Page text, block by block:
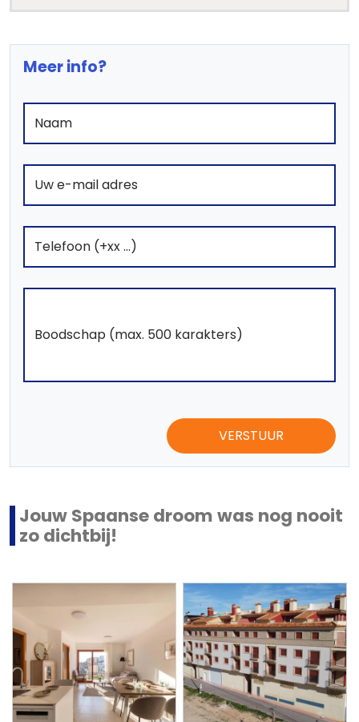
Meer info?
VERSTUUR
Jouw Spaanse droom was nog nooit
zo dichtbij!